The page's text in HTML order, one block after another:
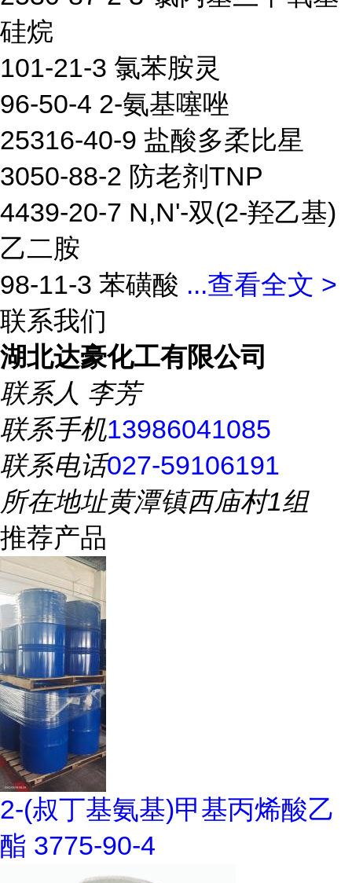
硅烷
101-21-3 氯苯胺灵
96-50-4 2-氨基噻唑
25316-40-9 盐酸多柔比星
3050-88-2 防老剂TNP
4439-20-7 N,N'-双(2-羟乙基)
乙二胺
98-11-3 苯磺酸 ...查看全文 >
联系我们
湖北达豪化工有限公司
联系人 李芳
联系手机13986041085
联系电话027-59106191
所在地址黄潭镇西庙村1组
推荐产品
2-(叔丁基氨基)甲基丙烯酸乙
酯 3775-90-4